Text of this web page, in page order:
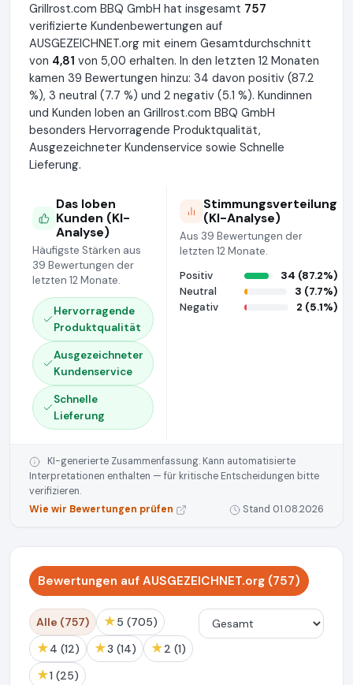
Grillrost.com BBQ GmbH hat insgesamt 757
verifizierte Kundenbewertungen auf
AUSGEZEICHNET.org mit einem Gesamtdurchschnitt
von 4,81 von 5,00 erhalten. In den letzten 12 Monaten
kamen 39 Bewertungen hinzu: 34 davon positiv (87.2
%), 3 neutral (7.7 %) und 2 negativ (5.1 %). Kundinnen
und Kunden loben an Grillrost.com BBQ GmbH
besonders Hervorragende Produktqualität,
Ausgezeichneter Kundenservice sowie Schnelle
Lieferung.
Das loben
Kunden (KI-
Analyse)
Häufigste Stärken aus
39 Bewertungen der
letzten 12 Monate.
Hervorragende
Produktqualität
Ausgezeichneter
Kundenservice
Schnelle
Lieferung
Stimmungsverteilung
(KI-Analyse)
Aus 39 Bewertungen der
letzten 12 Monate.
Positiv
34 (87.2%)
Neutral
3 (7.7%)
Negativ
2 (5.1%)
KI-generierte Zusammenfassung. Kann automatisierte
Interpretationen enthalten — für kritische Entscheidungen bitte
verifizieren.
Wie wir Bewertungen prüfen
Stand 01.08.2026
Bewertungen auf AUSGEZEICHNET.org (757)
Alle (757) ★ 5 (705)
★ 4 (12) ★ 3 (14) ★ 2 (1)
★ 1 (25)